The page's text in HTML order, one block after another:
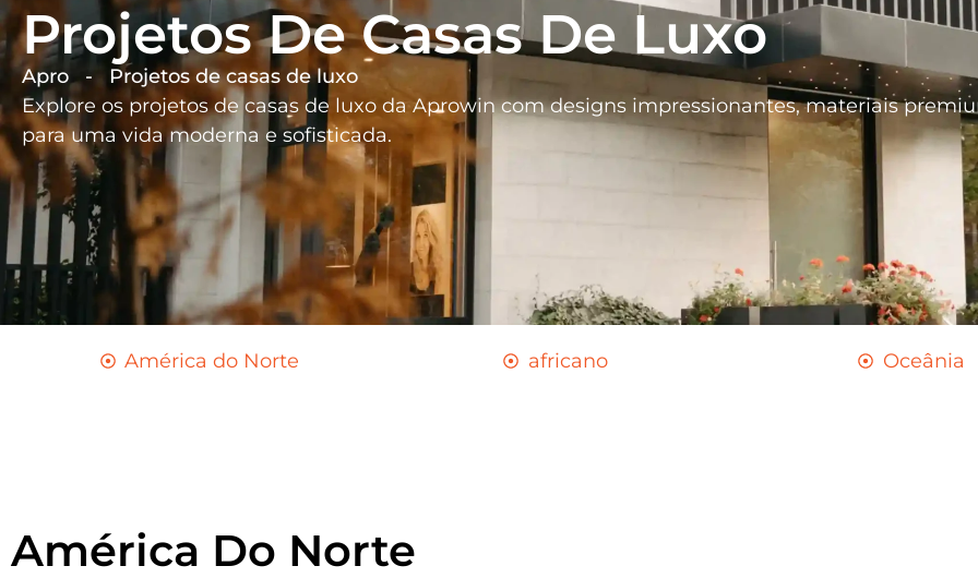
Projetos De Casas De Luxo
Apro -
Projetos de casas de luxo
Explore os projetos de casas de luxo da Aprowin com designs impressionantes, materiais
para uma vida moderna e sofisticada.
América do Norte africano Oceânia
América Do Norte